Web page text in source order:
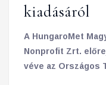
kiadásáról
A HungaroMet
Nonprofit Zrt.
véve az Országos